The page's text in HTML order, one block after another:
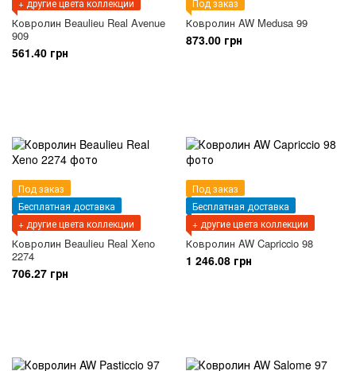
+ другие цвета коллекции
Ковролин Beaulieu Real Avenue
909
561.40 грн
Под заказ
Ковролин AW Medusa 99
873.00 грн
Под заказ
Бесплатная доставка
+ другие цвета коллекции
Ковролин Beaulieu Real Xeno
2274
706.27 грн
Под заказ
Бесплатная доставка
+ другие цвета коллекции
Ковролин AW Capriccio 98
1 246.08 грн